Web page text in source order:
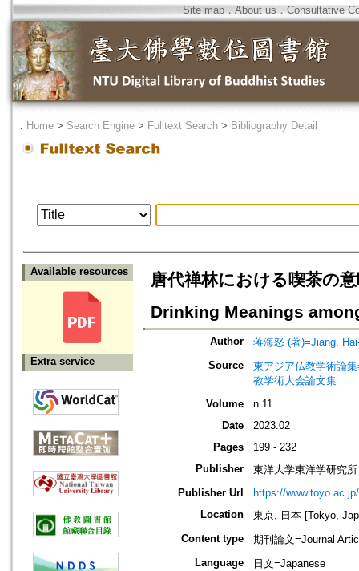
Site map．About us ． Consultative
． Home > Search Engine > Fulltext Search > Bibliography Detail
Available resources
Extra service
唐代禅林における喫茶の
Drinking Meanings
Author
蒋海怒 (著)=Jiang,
Source
東アジア仏教学術論
教学術大会論文集
Volume
n.11
Date
2023.02
Pages
199 - 232
Publisher
東洋大学東洋学研究所
Publisher Url
https://
Location
東京, 日本 [Tokyo,
Content type
期刊論文=Journal
Language
日文=Japanese